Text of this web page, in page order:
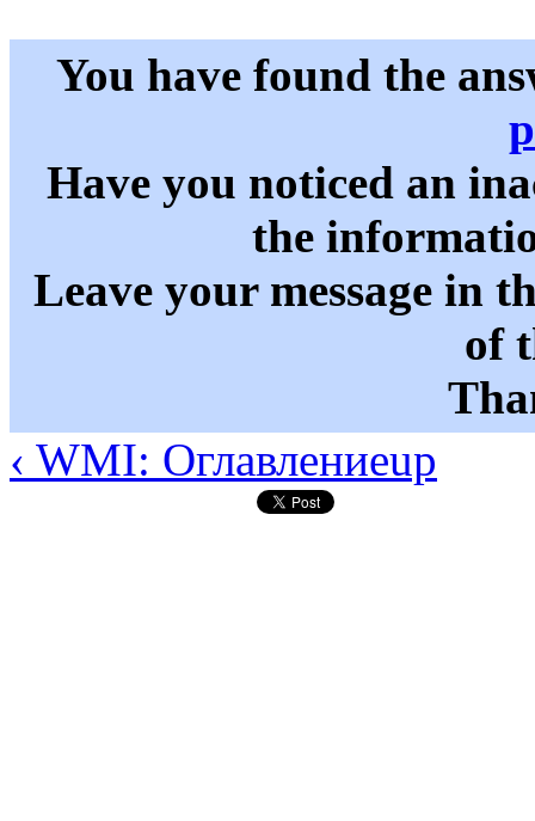
You have found the
Have you noticed an
the
Leave your message in
of
‹ WMI: Оглавлениеup